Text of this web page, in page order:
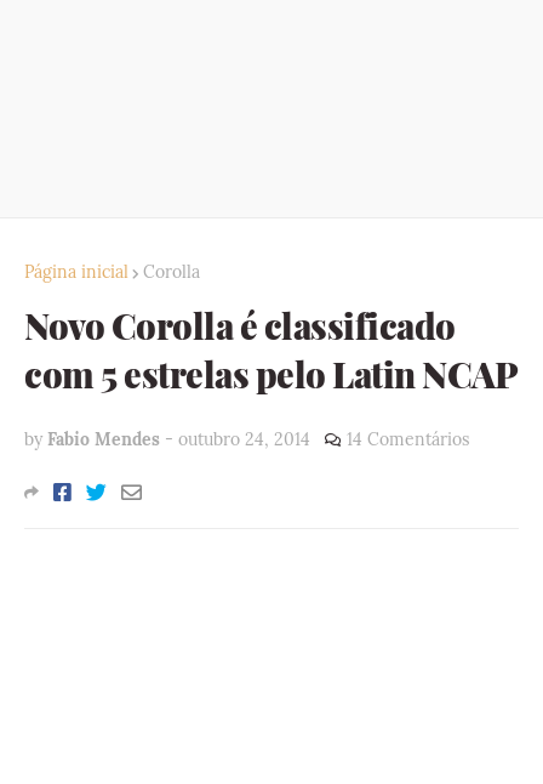
Página inicial Corolla
Novo Corolla é classificado
com 5 estrelas pelo Latin NCAP
by Fabio Mendes - outubro 24, 2014 14 Comentários